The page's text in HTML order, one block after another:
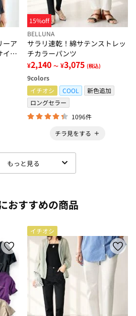
ーア
イズ
15%off
BELLUNA
サラリ速乾！綿サテンストレッ
チカラーパンツ
¥2,140 ～ ¥3,075 (税込)
9colors
イチオシ
COOL
新色追加
ロングセラー
1096件
チラ見をする
もっと見る
おすすめの商品
イチオシ